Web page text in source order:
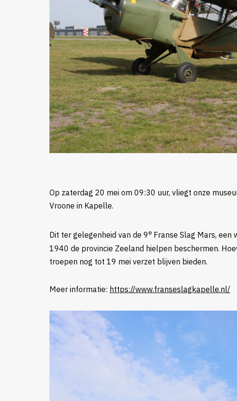
Op zaterdag 20 mei om 09:30 uur, vliegt onze
Vroone in Kapelle.
Dit ter gelegenheid van de 9e Franse Slag Mars, een
1940 de provincie Zeeland hielpen beschermen.
troepen nog tot 19 mei verzet blijven bieden.
Meer informatie: https://www.franseslagkapelle.nl/